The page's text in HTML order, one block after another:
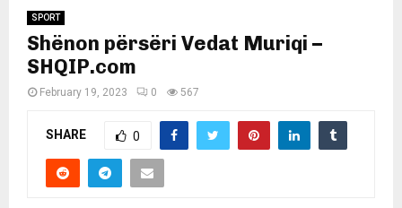
SPORT
Shënon përsëri Vedat Muriqi –
SHQIP.com
February 19, 2023 0 567
SHARE 0